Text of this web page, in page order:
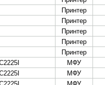
копиры DEVELOP
KYOCERA
Brother
Oce
Oce VarioPrint DP Line
и принтеры Canon